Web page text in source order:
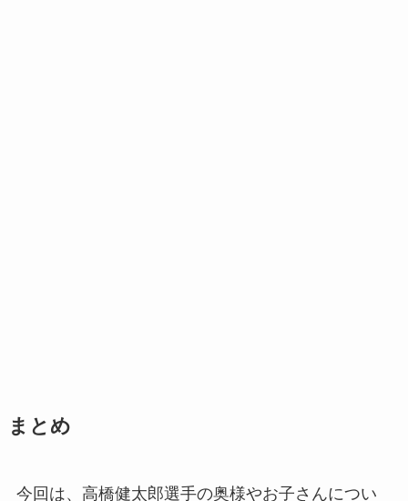
まとめ
今回は、高橋健太郎選手の奥様やお子さんについ